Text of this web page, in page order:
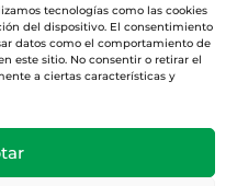
tecnologías como las cookies
del dispositivo. El consentimiento
datos como el comportamiento de
este sitio. No consentir o retirar el
a ciertas características y
Venta Online
Agencia web-espana.es